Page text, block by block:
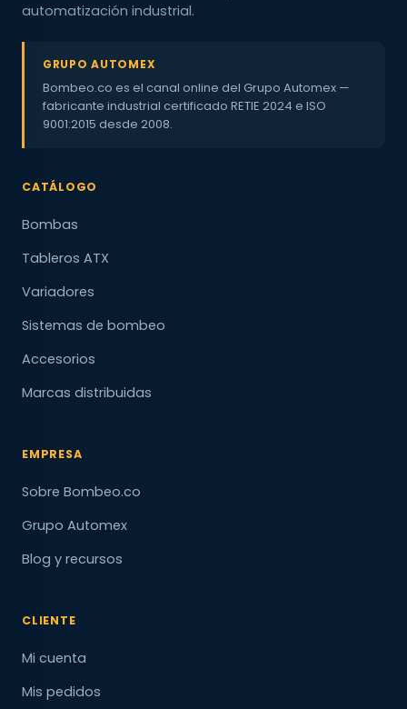
automatización industrial.
GRUPO AUTOMEX
Bombeo.co es el canal online del Grupo Automex —
fabricante industrial certificado RETIE 2024 e ISO
9001:2015 desde 2008.
CATÁLOGO
Bombas
Tableros ATX
Variadores
Sistemas de bombeo
Accesorios
Marcas distribuidas
EMPRESA
Sobre Bombeo.co
Grupo Automex
Blog y recursos
CLIENTE
Mi cuenta
Mis pedidos